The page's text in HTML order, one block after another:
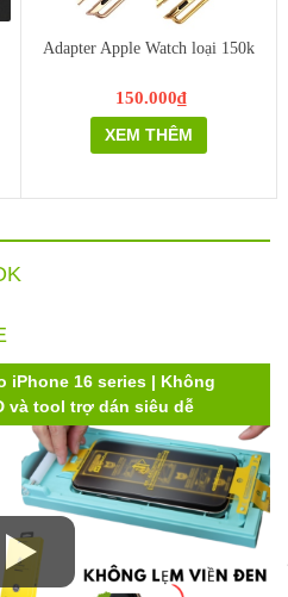
Adapter Apple Watch loại 150k
150.000₫
XEM THÊM
iPhone 16 series | Không
và tool trợ dán siêu dễ